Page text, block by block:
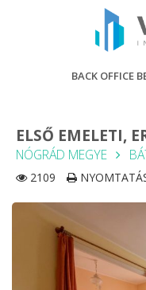
BACK OFFICE
ELSŐ EMELETI,
NÓGRÁD MEGYE
2109